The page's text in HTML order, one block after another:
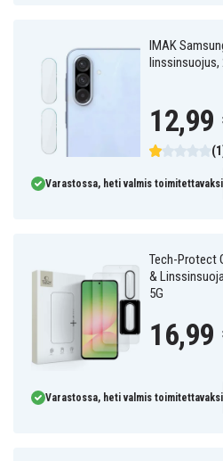
IMAK
linssinsuojus,
12,99
Varastossa, heti valmis toimitettavaksi
Tech-Protect
&
5G
16,99
Varastossa, heti valmis toimitettavaksi